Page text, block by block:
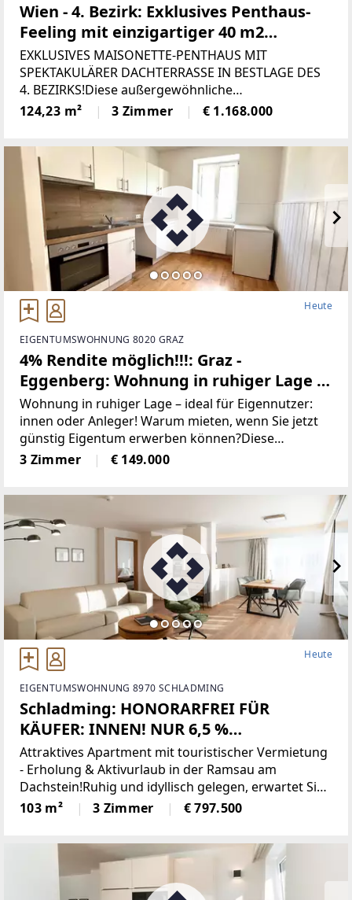
Wien - 4. Bezirk: Exklusives Penthaus-
Feeling mit einzigartiger 40 m2
Dachterrasse, mit spektakulärer
Aussicht und beeindruckendem
Wohnkomfort!
EXKLUSIVES MAISONETTE-PENTHAUS MIT
SPEKTAKULÄRER DACHTERRASSE IN BESTLAGE DES
4. BEZIRKS!Diese außergewöhnliche
Dachterrassenwohnung vereint urbanes
Lebensgefühl, architektonische Raffinesse und
124,23 m² 3 Zimmer € 1.168.000
Heute
EIGENTUMSWOHNUNG 8020 GRAZ
4% Rendite möglich!!!: Graz -
Eggenberg: Wohnung in ruhiger Lage –
ideal für Anleger, nahe FH Joanneum &
LKH Graz II – WG geeignet!
Wohnung in ruhiger Lage – ideal für Eigennutzer:
innen oder Anleger! Warum mieten, wenn Sie jetzt
günstig Eigentum erwerben können?Diese
gepflegte Wohnung befindet sich in einer ruhigen
Seitengasse und bietet mit ca. 75,54 m² Wohnfläche
3 Zimmer € 149.000
Heute
EIGENTUMSWOHNUNG 8970 SCHLADMING
Schladming: HONORARFREI FÜR
KÄUFER: INNEN! NUR 6,5 %
KAUFNEBENKOSTEN! Hochwertiges
Apartment in Top-Lage – Eigennutzung
& touristische Vermietung möglich!
Attraktives Apartment mit touristischer Vermietung
- Erholung & Aktivurlaub in der Ramsau am
Dachstein!Ruhig und idyllisch gelegen, erwartet Sie
dieses Apartment direkt an der Loipe in der
traumhaften Region Ramsau am Dachstein – ein
103 m² 3 Zimmer € 797.500